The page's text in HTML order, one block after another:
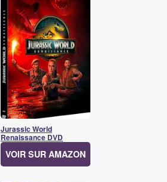
Jurassic World
Renaissance DVD
VOIR SUR AMAZON